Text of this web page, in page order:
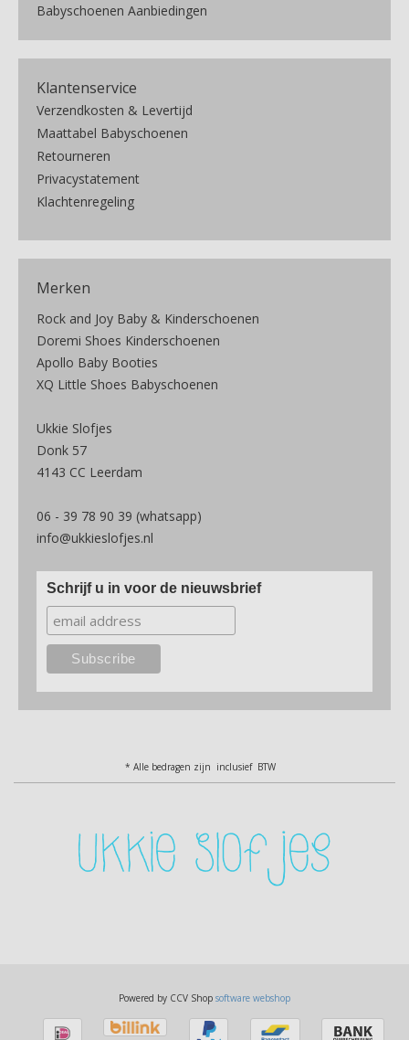
Babyschoenen Aanbiedingen
Klantenservice
Verzendkosten & Levertijd
Maattabel Babyschoenen
Retourneren
Privacystatement
Klachtenregeling
Merken
Rock and Joy Baby & Kinderschoenen
Doremi Shoes Kinderschoenen
Apollo Baby Booties
XQ Little Shoes Babyschoenen
Ukkie Slofjes
Donk 57
4143 CC Leerdam
06 - 39 78 90 39 (whatsapp)
info@ukkieslofjes.nl
Schrijf u in voor de nieuwsbrief
* Alle bedragen zijn inclusief BTW
Powered by CCV Shop software webshop